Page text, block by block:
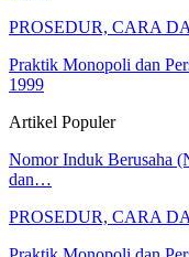
PROSEDUR, CARA
Praktik Monopoli dan
1999
Artikel Populer
Nomor Induk Berusaha
dan…
PROSEDUR, CARA